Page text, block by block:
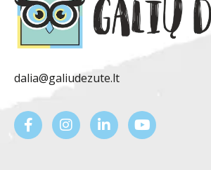
dalia@galiudezute.lt